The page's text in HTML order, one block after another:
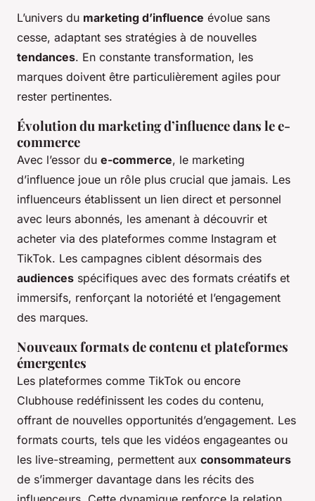
L’univers du marketing d’influence évolue sans
cesse, adaptant ses stratégies à de nouvelles
tendances. En constante transformation, les
marques doivent être particulièrement agiles pour
rester pertinentes.
Évolution du marketing d’influence dans le e-
commerce
Avec l’essor du e-commerce, le marketing
d’influence joue un rôle plus crucial que jamais. Les
influenceurs établissent un lien direct et personnel
avec leurs abonnés, les amenant à découvrir et
acheter via des plateformes comme Instagram et
TikTok. Les campagnes ciblent désormais des
audiences spécifiques avec des formats créatifs et
immersifs, renforçant la notoriété et l’engagement
des marques.
Nouveaux formats de contenu et plateformes
émergentes
Les plateformes comme TikTok ou encore
Clubhouse redéfinissent les codes du contenu,
offrant de nouvelles opportunités d’engagement. Les
formats courts, tels que les vidéos engageantes ou
les live-streaming, permettent aux consommateurs
de s’immerger davantage dans les récits des